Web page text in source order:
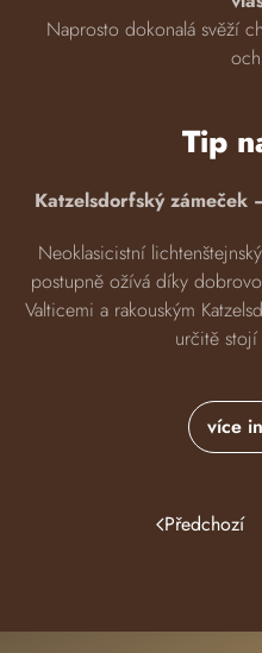
Naprosto dokonalá svěží
Tip
Katzelsdorfský zámeček
Neoklasicistní
postupně ožívá díky
Valticemi a rakouským
určitě
více
Předchozí